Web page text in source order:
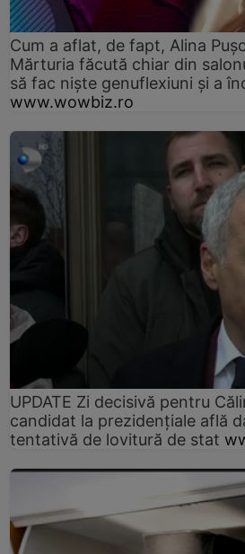
Cum a aflat, de fapt, Alina
Mărturia făcută chiar din
să fac niște genuflexiuni și a
www.wowbiz.ro
UPDATE Zi decisivă pentru
candidat la prezidențiale află
tentativă de lovitură de stat